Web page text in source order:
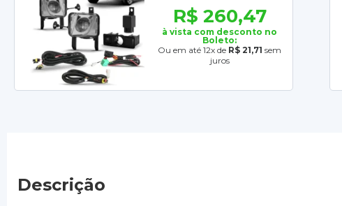
R$ 260,47
à vista com desconto no
Boleto:
Ou em até 12x de R$ 21,71 sem
juros
Descrição